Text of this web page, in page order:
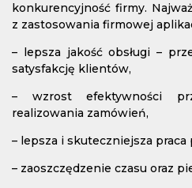
konkurencyjność firmy.
z zastosowania firmowej
– lepsza jakość obsługi –
satysfakcję klientów,
– wzrost efektywności
realizowania zamówień,
– lepsza i skuteczniejsza praca
– zaoszczędzenie czasu oraz